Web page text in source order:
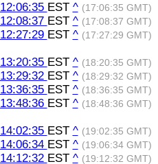
12:06:35 EST ^ (17:06:35 GMT)
12:08:37 EST ^ (17:08:37 GMT)
12:27:29 EST ^ (17:27:29 GMT)
13:20:35 EST ^ (18:20:35 GMT)
13:29:32 EST ^ (18:29:32 GMT)
13:36:35 EST ^ (18:36:35 GMT)
13:48:36 EST ^ (18:48:36 GMT)
14:02:35 EST ^ (19:02:35 GMT)
14:06:34 EST ^ (19:06:34 GMT)
14:12:32 EST ^ (19:12:32 GMT)